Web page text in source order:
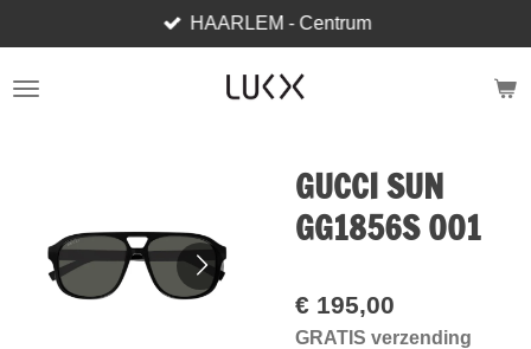
direct
naar
HAARLEM - Centrum
GUCCI SUN
GG1856S 001
€ 195,00
GRATIS verzending